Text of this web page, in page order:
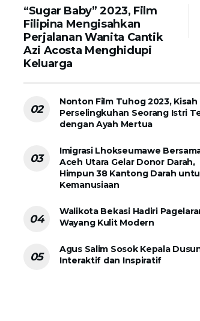
“Sugar Baby” 2023, Film
Filipina Mengisahkan
Perjalanan Wanita Cantik
Azi Acosta Menghidupi
Keluarga
Nonton Film Tuhog 2023, Kisah
Perselingkuhan Seorang Istri
dengan Ayah Mertua
Imigrasi Lhokseumawe
Aceh Utara Gelar Donor Darah,
Himpun 38 Kantong Darah
Kemanusiaan
Walikota Bekasi Hadiri
Wayang Kulit Modern
Agus Salim Sosok Kepala
Interaktif dan Inspiratif